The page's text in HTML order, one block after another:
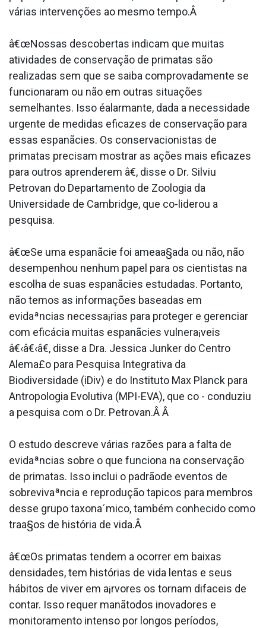
várias intervenções ao mesmo tempo.Â
â€œNossas descobertas indicam que muitas
atividades de conservação de primatas são
realizadas sem que se saiba comprovadamente se
funcionaram ou não em outras situações
semelhantes. Isso éalarmante, dada a necessidade
urgente de medidas eficazes de conservação para
essas espanãcies. Os conservacionistas de
primatas precisam mostrar as ações mais eficazes
para outros aprenderem â€, disse o Dr. Silviu
Petrovan do Departamento de Zoologia da
Universidade de Cambridge, que co-liderou a
pesquisa.
â€œSe uma espanãcie foi ameaa§ada ou não, não
desempenhou nenhum papel para os cientistas na
escolha de suas espanãcies estudadas. Portanto,
não temos as informações baseadas em
evidaªncias necessa¡rias para proteger e gerenciar
com eficácia muitas espanãcies vulnera¡veis
â€‹â€‹â€, disse a Dra. Jessica Junker do Centro
Alema£o para Pesquisa Integrativa da
Biodiversidade (iDiv) e do Instituto Max Planck para
Antropologia Evolutiva (MPI-EVA), que co - conduziu
a pesquisa com o Dr. Petrovan.Â Â
O estudo descreve várias razões para a falta de
evidaªncias sobre o que funciona na conservação
de primatas. Isso inclui o padrãode eventos de
sobrevivaªncia e reprodução ta­picos para membros
desse grupo taxona´mico, também conhecido como
traa§os de história de vida.Â
â€œOs primatas tendem a ocorrer em baixas
densidades, tem histórias de vida lentas e seus
hábitos de viver em a¡rvores os tornam difa­ceis de
contar. Isso requer manãtodos inovadores e
monitoramento intenso por longos períodos,